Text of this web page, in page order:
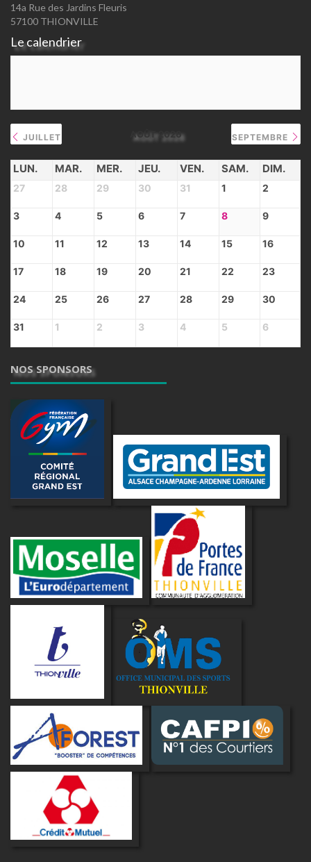
14a Rue des Jardins Fleuris
57100 THIONVILLE
Le calendrier
JUILLET AOÛT 2026 SEPTEMBRE
LUN. MAR. MER. JEU. VEN. SAM. DIM.
27 28 29 30 31 1 2
3 4 5 6 7 8 9
10 11 12 13 14 15 16
17 18 19 20 21 22 23
24 25 26 27 28 29 30
31 1 2 3 4 5 6
NOS SPONSORS